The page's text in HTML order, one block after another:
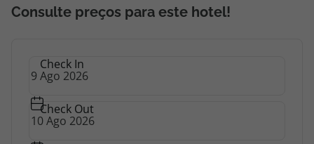
Consulte preços para este hotel!
Check In
Check Out